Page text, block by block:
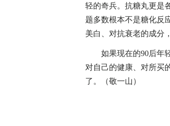
轻的奇兵。抗糖丸更是
题多数根本不是糖化反
美白、对抗衰老的成分
如果现在的90后年轻
对自己的健康、对所买
了。（敬一山）